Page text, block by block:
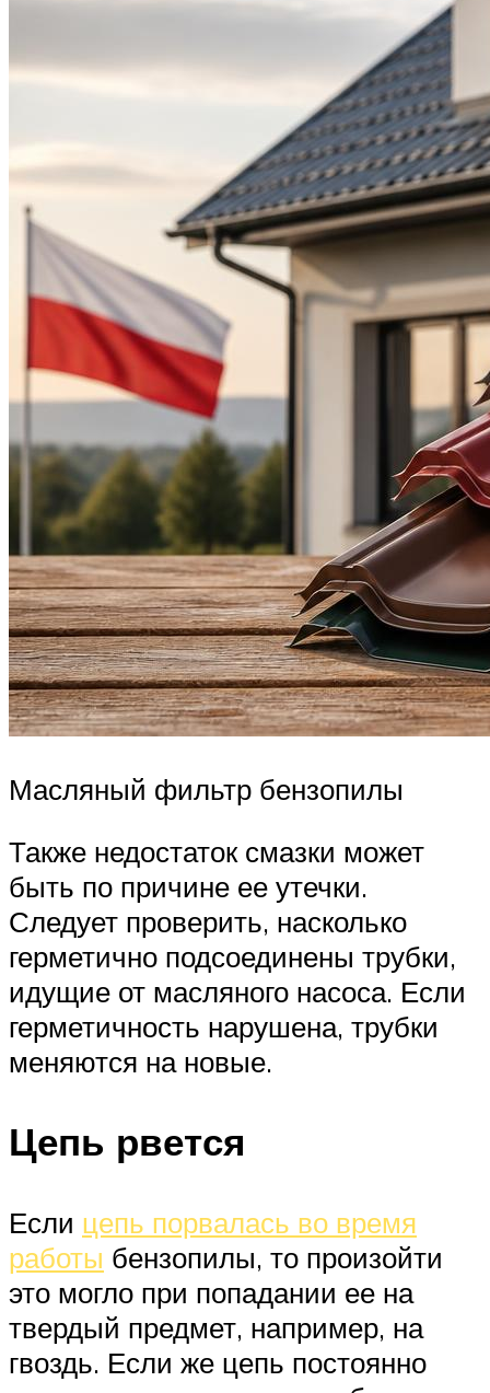
Масляный фильтр бензопилы
Также недостаток смазки может
быть по причине ее утечки.
Следует проверить, насколько
герметично подсоединены трубки,
идущие от масляного насоса. Если
герметичность нарушена, трубки
меняются на новые.
Цепь рвется
Если цепь порвалась во время
работы бензопилы, то произойти
это могло при попадании ее на
твердый предмет, например, на
гвоздь. Если же цепь постоянно